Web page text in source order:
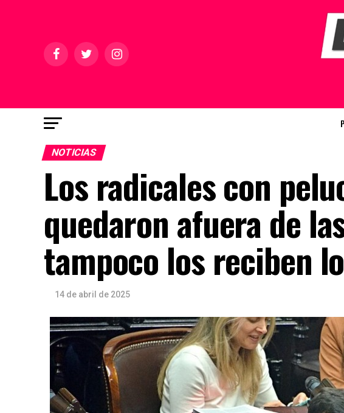
NOTICIAS
Los radicales con
quedaron afuera de
tampoco los reciben
14 de abril de 2025